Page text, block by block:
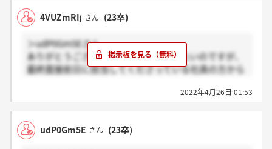
4VUZmRIj さん (23卒)
＞udP0Gm5Eさん
ありがとうございます。加えて質問したいのですが、
最終面接前日に担当してくださっている社員の方から
2022年4月26日 01:53
udP0Gm5E さん (23卒)